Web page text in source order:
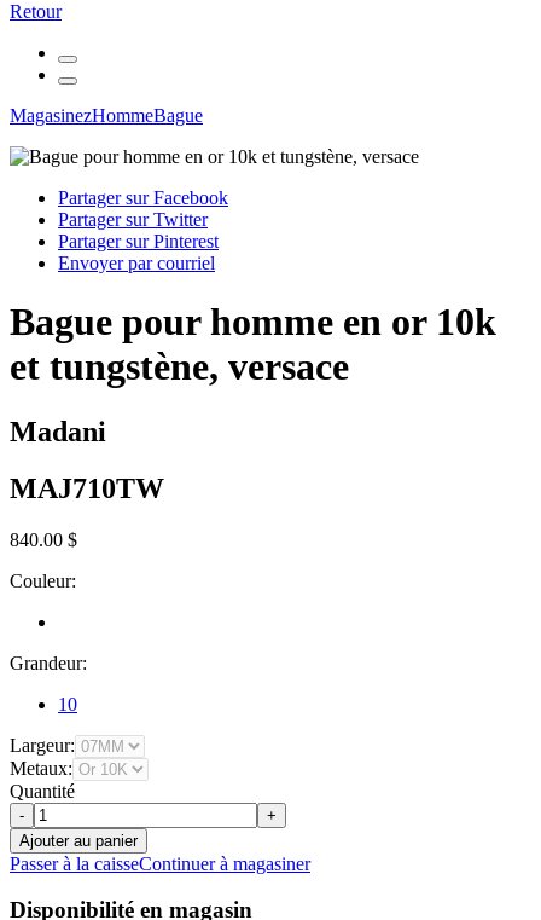
Retour
MagasinezHommeBague
Partager sur Facebook
Partager sur Twitter
Partager sur Pinterest
Envoyer par courriel
Bague pour homme en or 10k
et tungstène, versace
Madani
MAJ710TW
840.00 $
Couleur:
Grandeur:
10
Largeur:
Metaux:
Quantité
-
+
Ajouter au panier
Passer à la caisseContinuer à magasiner
Disponibilité en magasin